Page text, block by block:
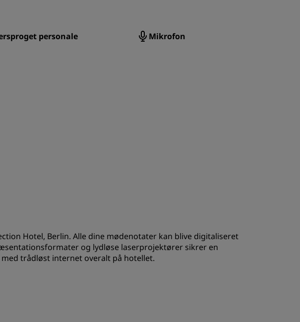
personale Mikrofon
Hotel, Berlin. Alle dine mødenotater kan blive digitaliseret
og lydløse laserprojektører sikrer en
trådløst internet overalt på hotellet.